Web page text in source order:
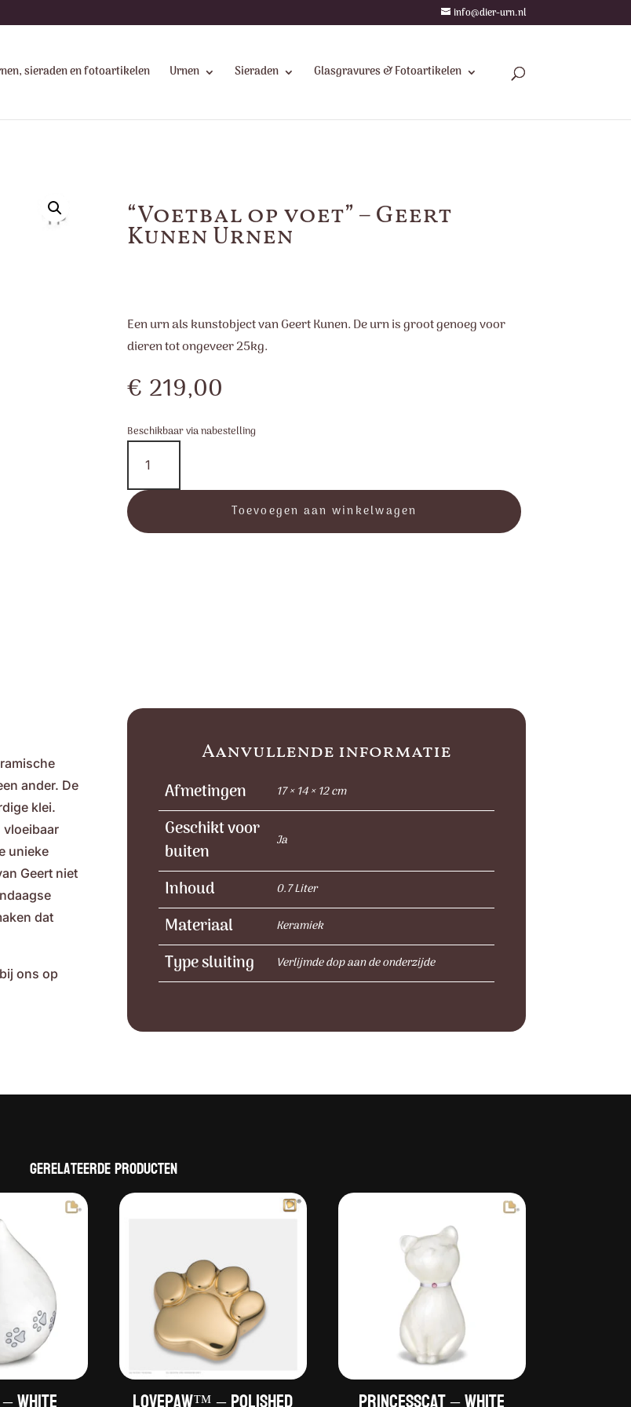
info@dier-urn.nl
sieraden en fotoartikelen Urnen Sieraden Glasgravures & Fotoartikelen
“Voetbal op voet” – Geert
Kunen Urnen
Een urn als kunstobject van Geert Kunen. De urn is groot genoeg voor
dieren tot ongeveer 25kg.
€ 219,00
Beschikbaar via nabestelling
"Voetbal
voet"
-
Geert
Kunen
Toevoegen aan winkelwagen
ander. De
klei.
vloeibaar
unieke
Geert niet
dat
ons op
Aanvullende informatie
Afmetingen 17 × 14 × 12 cm
Geschikt voor
buiten
Ja
Inhoud 0.7 Liter
Materiaal Keramiek
Type sluiting Verlijmde dop aan de onderzijde
Gerelateerde producten